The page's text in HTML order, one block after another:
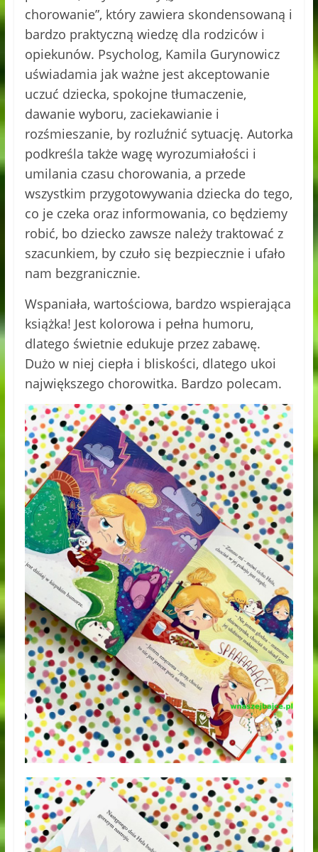
chorowanie”, który zawiera skondensowaną i
bardzo praktyczną wiedzę dla rodziców i
opiekunów. Psycholog, Kamila Gurynowicz
uświadamia jak ważne jest akceptowanie
uczuć dziecka, spokojne tłumaczenie,
dawanie wyboru, zaciekawianie i
rozśmieszanie, by rozluźnić sytuację. Autorka
podkreśla także wagę wyrozumiałości i
umilania czasu chorowania, a przede
wszystkim przygotowywania dziecka do tego,
co je czeka oraz informowania, co będziemy
robić, bo dziecko zawsze należy traktować z
szacunkiem, by czuło się bezpiecznie i ufało
nam bezgranicznie.
Wspaniała, wartościowa, bardzo wspierająca
książka! Jest kolorowa i pełna humoru,
dlatego świetnie edukuje przez zabawę.
Dużo w niej ciepła i bliskości, dlatego ukoi
największego chorowitka. Bardzo polecam.